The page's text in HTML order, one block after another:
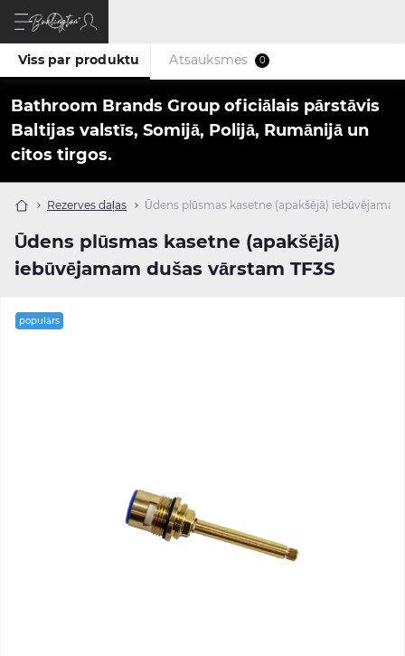
Bathroom Brands Group oficiālais pārstāvis
Baltijas valstīs, Somijā, Polijā, Rumānijā un
citos tirgos.
Rezerves daļas Ūdens plūsmas kasetne (apakšējā)
Ūdens plūsmas kasetne (apakšējā)
iebūvējamam dušas vārstam TF3S
Viss par produktu Atsauksmes 0
populārs